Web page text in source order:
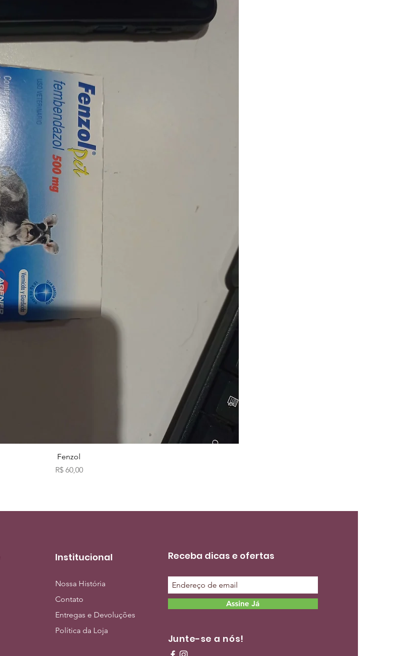
Visualização rápida
Fenzol
Preço
R$ 60,00
Institucional
Nossa História
Contato
Entregas e Devoluções
Política da Loja
Receba dicas e ofertas
Assine Já
Junte-se a nós!